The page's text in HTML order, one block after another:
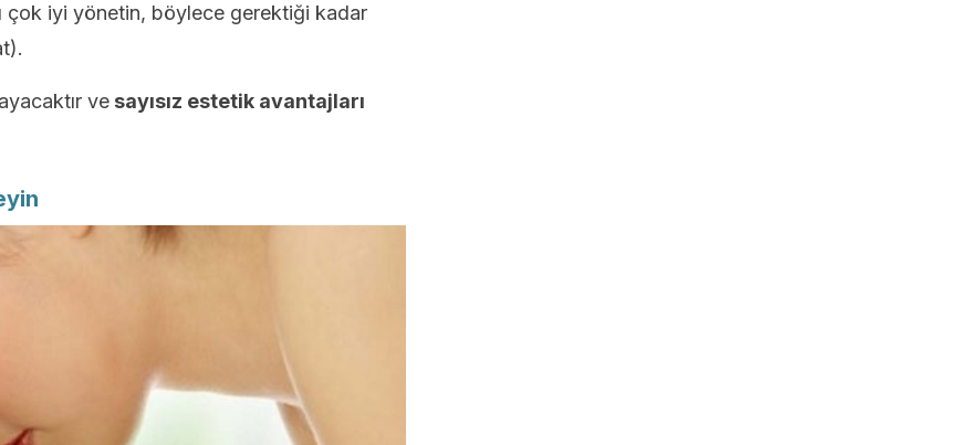
çok iyi yönetin, böylece gerektiği kadar
ve sayısız estetik avantajları